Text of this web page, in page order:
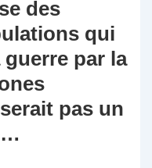
des
qui
par la
pas un